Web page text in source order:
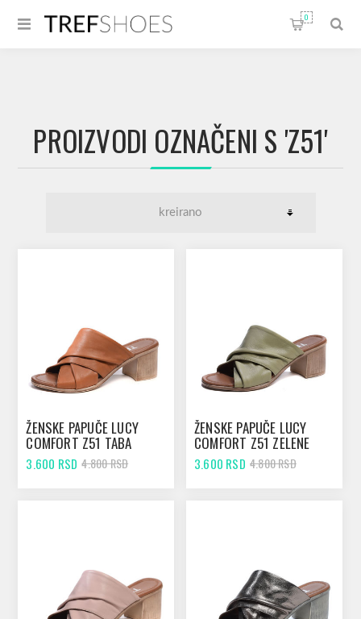
0
PROIZVODI OZNAČENI S 'Z51'
ŽENSKE PAPUČE LUCY
COMFORT Z51 TABA
3.600 RSD 4.800 RSD
ŽENSKE PAPUČE LUCY
COMFORT Z51 ZELENE
3.600 RSD 4.800 RSD